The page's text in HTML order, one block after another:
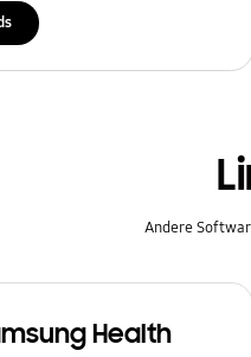
Andere
Health